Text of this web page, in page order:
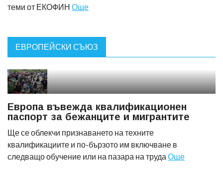
теми от ЕКОФИН Още
ЕВРОПЕЙСКИ СЪЮЗ
Европа въвежда квалификационен
паспорт за бежанците и мигрантите
Ще се облекчи признаването на техните
квалификациите и по-бързото им включване в
следващо обучение или на пазара на труда Още